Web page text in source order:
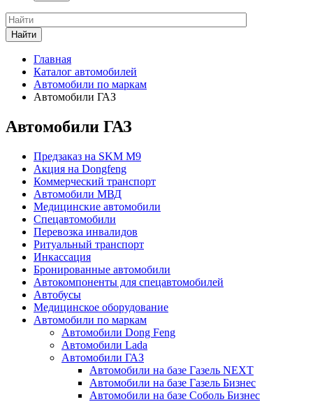
Найти
Главная
Каталог автомобилей
Автомобили по маркам
Автомобили ГАЗ
Автомобили ГАЗ
Предзаказ на SKM M9
Акция на Dongfeng
Коммерческий транспорт
Автомобили МВД
Медицинские автомобили
Спецавтомобили
Перевозка инвалидов
Ритуальный транспорт
Инкассация
Бронированные автомобили
Автокомпоненты для спецавтомобилей
Автобусы
Медицинское оборудование
Автомобили по маркам
Автомобили Dong Feng
Автомобили Lada
Автомобили ГАЗ
Автомобили на базе Газель NEXT
Автомобили на базе Газель Бизнес
Автомобили на базе Соболь Бизнес